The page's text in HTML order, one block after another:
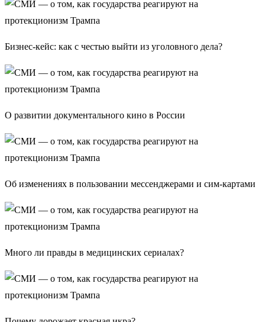
Бизнес-кейс: как с честью выйти из уголовного дела?
О развитии документального кино в России
Об изменениях в пользовании мессенджерами и сим-картами
Много ли правды в медицинских сериалах?